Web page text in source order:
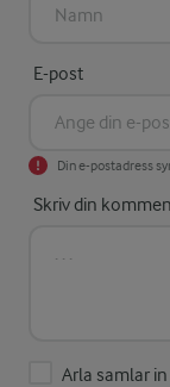
E-post
Din e-postadress
Skriv din
Arla samlar